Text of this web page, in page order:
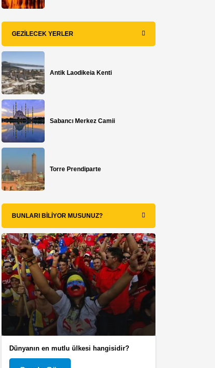
GEZILECEK YERLER
Antik Laodikeia Kenti
Sabancı Merkez Camii
Torre Prendiparte
BUNLARI BILIYOR MUSUNUZ?
Dünyanın en mutlu ülkesi hangisidir?